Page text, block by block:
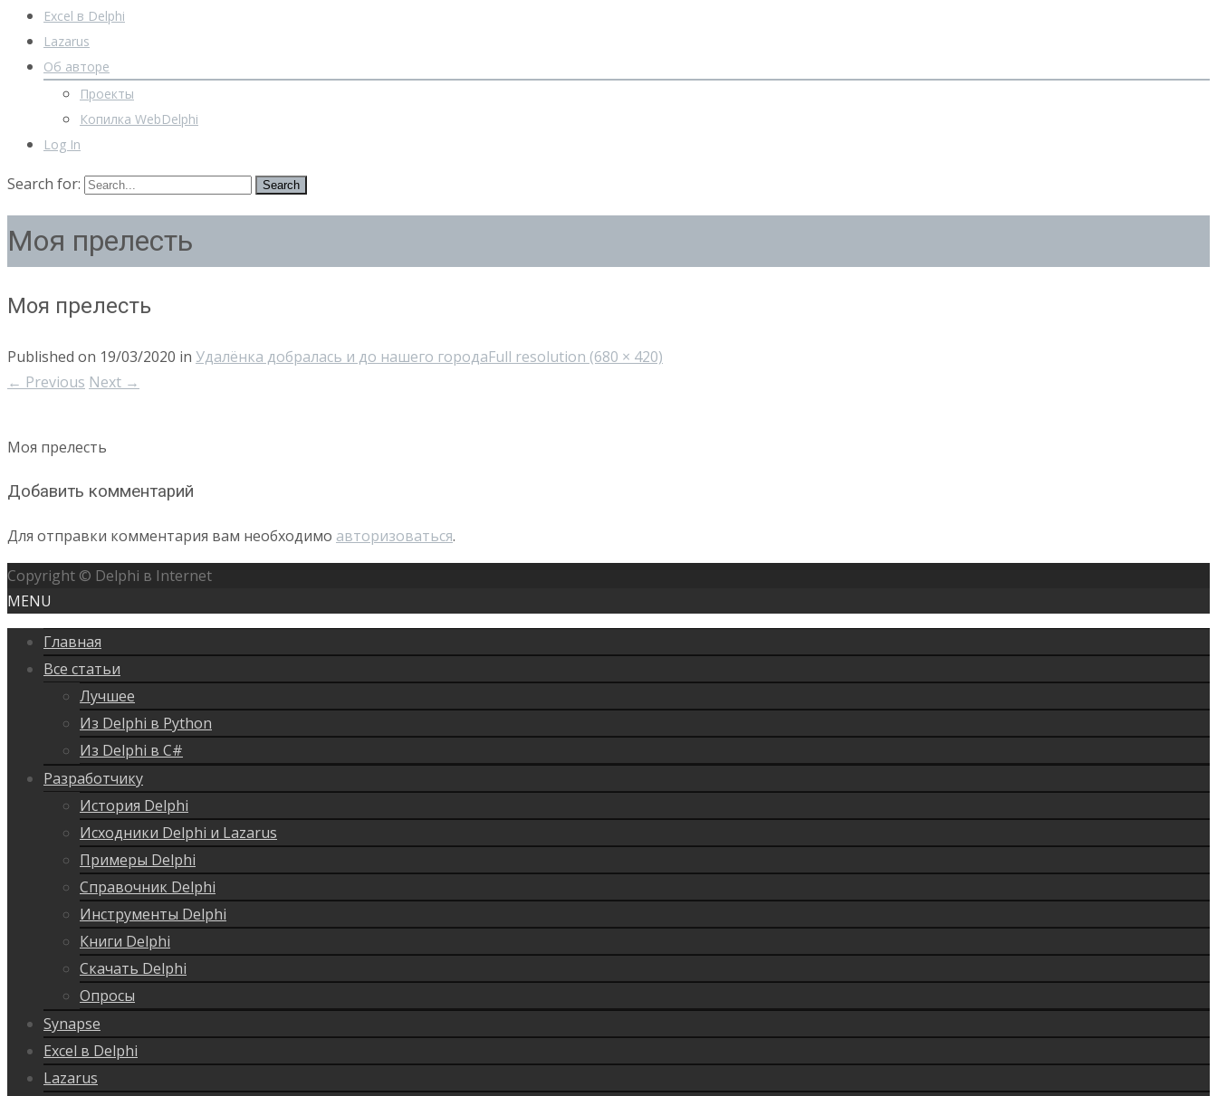
Excel в Delphi
Lazarus
Об авторе
Проекты
Копилка WebDelphi
Log In
Search for:
Моя прелесть
Моя прелесть
Published on 19/03/2020 in Удалёнка добралась и до нашего городаFull resolution (680 × 420)
← Previous Next →
Моя прелесть
Добавить комментарий
Для отправки комментария вам необходимо авторизоваться.
Copyright © Delphi в Internet
MENU
Главная
Все статьи
Лучшее
Из Delphi в Python
Из Delphi в C#
Разработчику
История Delphi
Исходники Delphi и Lazarus
Примеры Delphi
Справочник Delphi
Инструменты Delphi
Книги Delphi
Скачать Delphi
Опросы
Synapse
Excel в Delphi
Lazarus